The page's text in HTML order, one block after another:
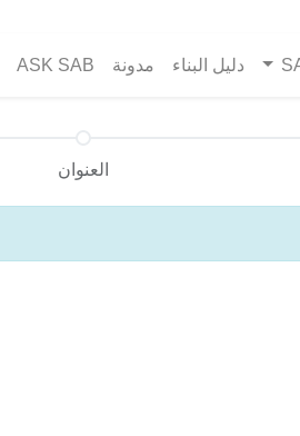
دليل البناء مدونة ASK SAB
العنوان